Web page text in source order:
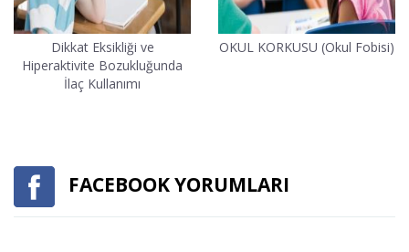
Dikkat Eksikliği ve
Hiperaktivite Bozukluğunda
İlaç Kullanımı
OKUL KORKUSU (Okul Fobisi)
FACEBOOK YORUMLARI